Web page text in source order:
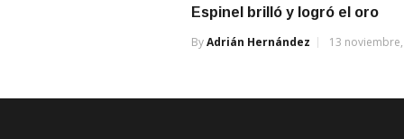
Espinel brilló y logró el oro
ByAdrián Hernández 13